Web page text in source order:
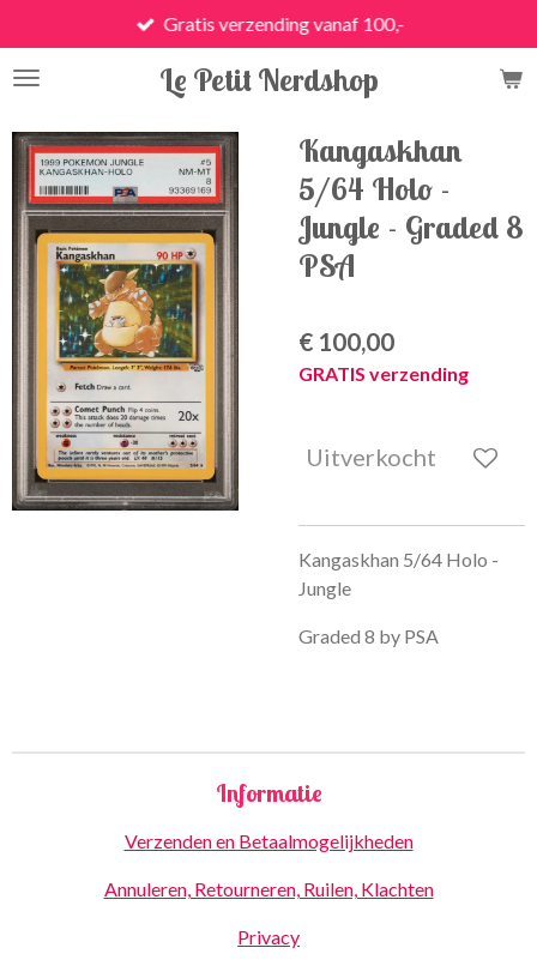
direct
naar
hoofdinhoud
Le Petit Nerdshop
Gratis verzending vanaf 100,-
Kangaskhan
5/64 Holo -
Jungle - Graded 8
PSA
€ 100,00
GRATIS verzending
Uitverkocht
Kangaskhan 5/64 Holo -
Jungle
Graded 8 by PSA
Informatie
Verzenden en Betaalmogelijkheden
Annuleren, Retourneren, Ruilen, Klachten
Privacy